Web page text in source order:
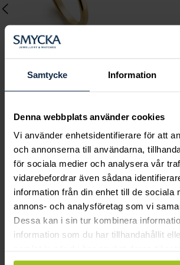
Samtycke Information
Denna webbplats använder cookies
Vi använder enhetsidentifierare för att
och annonserna till användarna,
för sociala medier och analysera vår
vidarebefordrar även sådana
information från din enhet till de sociala
annons- och analysföretag som vi
Dessa kan i sin tur kombinera
information som du har tillhandahållit
Classic
rödguld
Pris:22 610 kr
22 610 kr
Pris:10
10 780 kr
Andra köpte